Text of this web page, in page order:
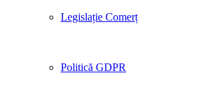
Legislație Comerț
Politică GDPR